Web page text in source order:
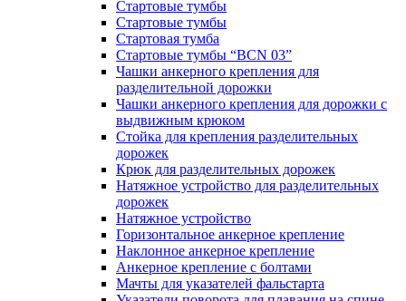
Стартовые тумбы
Стартовые тумбы
Стартовая тумба
Стартовые тумбы “BCN 03”
Чашки анкерного крепления для
разделительной дорожки
Чашки анкерного крепления для дорожки с
выдвижным крюком
Стойка для крепления разделительных
дорожек
Крюк для разделительных дорожек
Натяжное устройство для разделительных
дорожек
Натяжное устройство
Горизонтальное анкерное крепление
Наклонное анкерное крепление
Анкерное крепление с болтами
Мачты для указателей фальстарта